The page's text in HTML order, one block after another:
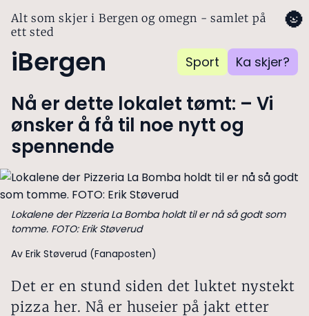
Alt som skjer i Bergen og omegn - samlet på
ett sted
iBergen Sport Ka skjer?
🌚
Nå er dette lokalet tømt: – Vi
ønsker å få til noe nytt og
spennende
Lokalene der Pizzeria La Bomba holdt til er nå så godt som
tomme. FOTO: Erik Støverud
Av Erik Støverud (Fanaposten)
Det er en stund siden det luktet nystekt
pizza her. Nå er huseier på jakt etter